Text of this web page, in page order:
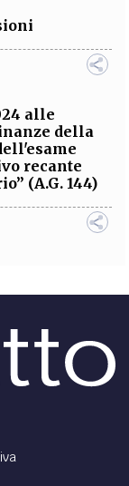
alle
della
recante
(A.G. 144)